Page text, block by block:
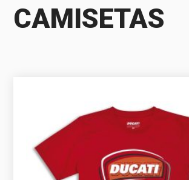
CAMISETAS